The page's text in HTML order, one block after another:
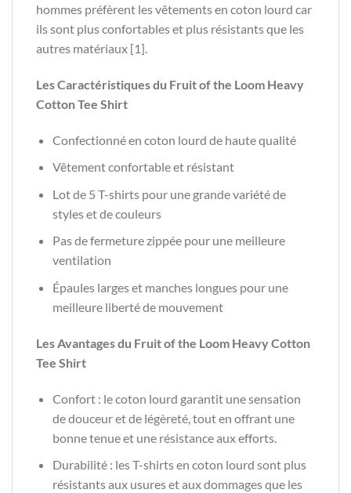
hommes préfèrent les vêtements en coton lourd car
ils sont plus confortables et plus résistants que les
autres matériaux [1].
Les Caractéristiques du Fruit of the Loom Heavy
Cotton Tee Shirt
Confectionné en coton lourd de haute qualité
Vêtement confortable et résistant
Lot de 5 T-shirts pour une grande variété de
styles et de couleurs
Pas de fermeture zippée pour une meilleure
ventilation
Épaules larges et manches longues pour une
meilleure liberté de mouvement
Les Avantages du Fruit of the Loom Heavy Cotton
Tee Shirt
Confort : le coton lourd garantit une sensation
de douceur et de légèreté, tout en offrant une
bonne tenue et une résistance aux efforts.
Durabilité : les T-shirts en coton lourd sont plus
résistants aux usures et aux dommages que les